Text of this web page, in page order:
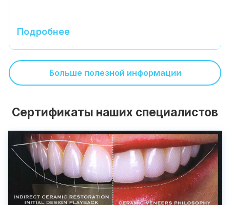
Подробнее
Больше полезной информации
Сертификаты наших специалистов